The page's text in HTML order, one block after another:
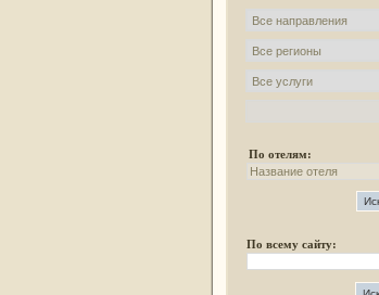
По отелям:
По всему сайту: